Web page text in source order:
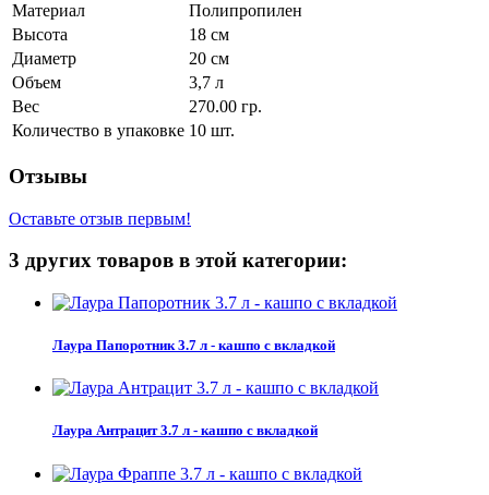
Материал
Полипропилен
Высота
18 см
Диаметр
20 см
Объем
3,7 л
Вес
270.00 гр.
Количество в упаковке 10 шт.
Отзывы
Оставьте отзыв первым!
3 других товаров в этой категории:
Лаура Папоротник 3.7 л - кашпо с вкладкой
Лаура Антрацит 3.7 л - кашпо с вкладкой